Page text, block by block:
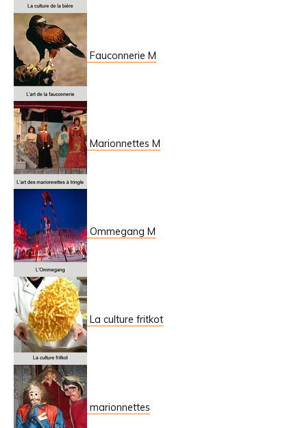
Fauconnerie M
Marionnettes M
Ommegang M
La culture fritkot
marionnettes